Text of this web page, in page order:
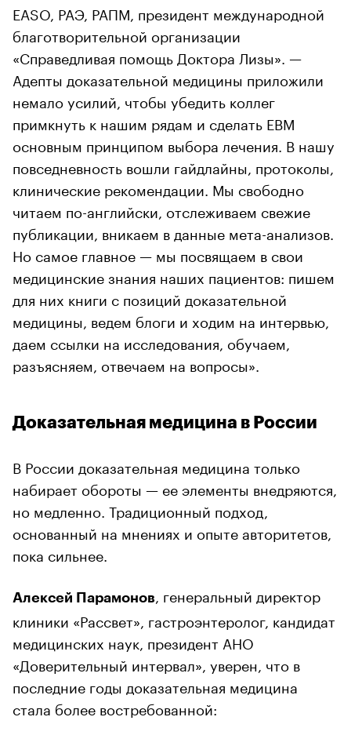
EASO, РАЭ, РАПМ, президент международной
благотворительной организации
«Справедливая помощь Доктора Лизы». —
Адепты доказательной медицины приложили
немало усилий, чтобы убедить коллег
примкнуть к нашим рядам и сделать EBM
основным принципом выбора лечения. В нашу
повседневность вошли гайдлайны, протоколы,
клинические рекомендации. Мы свободно
читаем по-английски, отслеживаем свежие
публикации, вникаем в данные мета-анализов.
Но самое главное — мы посвящаем в свои
медицинские знания наших пациентов: пишем
для них книги с позиций доказательной
медицины, ведем блоги и ходим на интервью,
даем ссылки на исследования, обучаем,
разъясняем, отвечаем на вопросы».
Доказательная медицина в России
В России доказательная медицина только
набирает обороты — ее элементы внедряются,
но медленно. Традиционный подход,
основанный на мнениях и опыте авторитетов,
пока сильнее.
Алексей Парамонов
, генеральный директор
клиники «Рассвет», гастроэнтеролог, кандидат
медицинских наук, президент АНО
«Доверительный интервал», уверен, что в
последние годы доказательная медицина
стала более востребованной: